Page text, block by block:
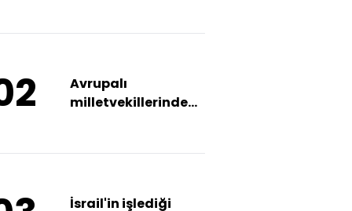
Avrupalı
milletvekillerinden
İsrail'in işlediği